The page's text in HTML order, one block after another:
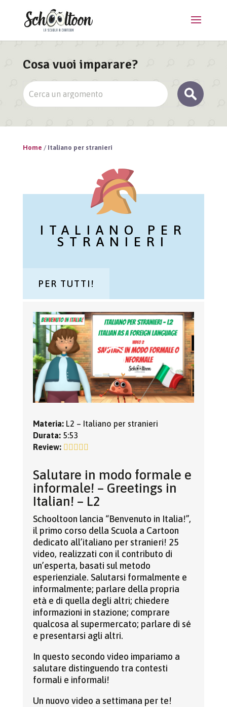
Cosa vuoi imparare?
Home / Italiano per stranieri
ITALIANO PER
STRANIERI
PER TUTTI!
Materia:L2 – Italiano per stranieri
Durata:5:53
Review:
Salutare in modo formale e
informale! – Greetings in
Italian! – L2
Schooltoon lancia “Benvenuto in Italia!”,
il primo corso della Scuola a Cartoon
dedicato all’italiano per stranieri! 25
video, realizzati con il contributo di
un’esperta, basati sul metodo
esperienziale. Salutarsi formalmente e
informalmente; parlare della propria
età e di quella degli altri; chiedere
informazioni in stazione; comprare
qualcosa al supermercato; parlare di sé
e presentarsi agli altri.
In questo secondo video impariamo a
salutare distinguendo tra contesti
formali e informali!
Un nuovo video a settimana per te!